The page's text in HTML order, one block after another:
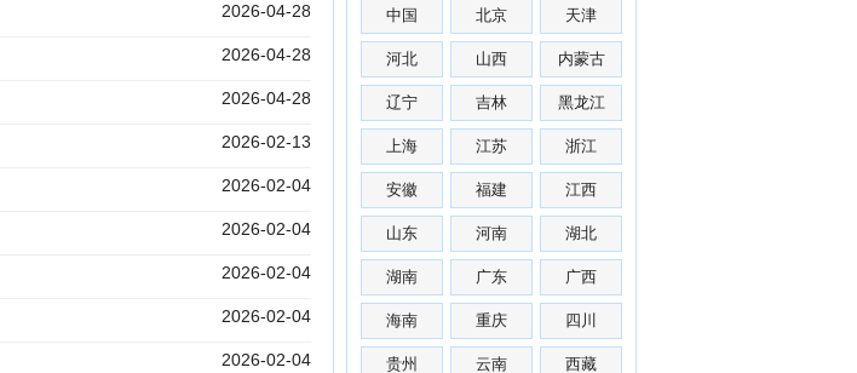
2026-04-28
2026-04-28
2026-04-28
2026-02-13
2026-02-04
2026-02-04
2026-02-04
2026-02-04
2026-02-04
中国 北京 天津
河北 山西 内蒙古
辽宁 吉林 黑龙江
上海 江苏 浙江
安徽 福建 江西
山东 河南 湖北
湖南 广东 广西
海南 重庆 四川
贵州 云南 西藏